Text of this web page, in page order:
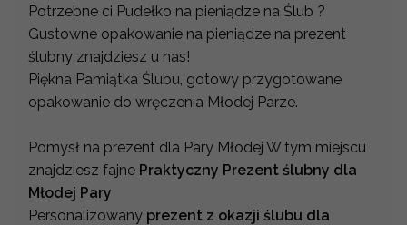
Potrzebne ci Pudełko na pieniądze na Ślub ?
Gustowne opakowanie na pieniądze na prezent
ślubny znajdziesz u nas!
Piękna Pamiątka Ślubu, gotowy przygotowane
opakowanie do wręczenia Młodej Parze.
Pomysł na prezent dla Pary Młodej W tym miejscu
znajdziesz fajne Praktyczny Prezent ślubny dla
Młodej Pary
Personalizowany prezent z okazji ślubu dla